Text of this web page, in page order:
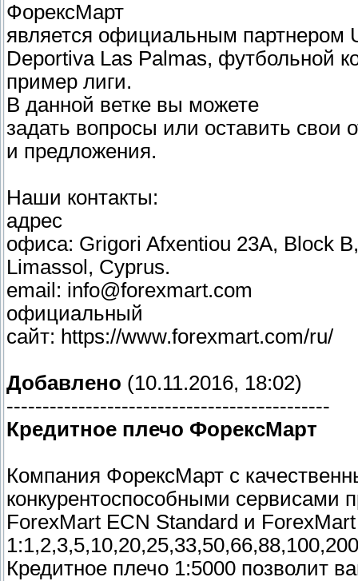
ФорексМарт
является официальным партнером
Deportiva Las Palmas, футбольной
пример лиги.
В данной ветке вы можете
задать вопросы или оставить свои
и предложения.
Наши контакты:
адрес
офиса: Grigori Afxentiou 23A, Block
Limassol, Cyprus.
email: info@forexmart.com
официальный
сайт: https://www.forexmart.com/ru/
Добавлено (10.11.2016, 18:02)
---------------------------------------------
Кредитное плечо ФорексМарт
Компания ФорексМарт с
конкурентоспособными сервисами
ForexMart ECN Standard и
Кредитное плечо 1:5000 позволит